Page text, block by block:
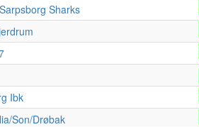
Sarpsborg Sharks
Ibk
Son/Drøbak